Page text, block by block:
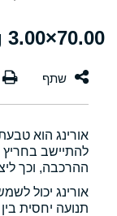
70.00×3.00 NBR 70 Black O-Ring
אורינג הוא
להתיישב בחריץ
ההרכבה, וכך
אורינג יכול
תנועה יחסית